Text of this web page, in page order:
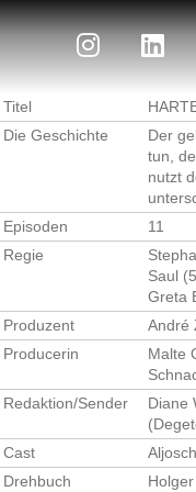
Titel
Die Geschichte
Der
tun,
nutzt
Episoden
11
Regie
Saul
Greta
Produzent
André
Producerin
Malte
Redaktion/Sender
Diane
Cast
Drehbuch